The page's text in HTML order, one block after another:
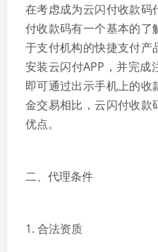
在考虑成为云闪付收款码
付收款码有一个基本的了
于支付机构的快捷支付产
安装云闪付APP，并完成
即可通过出示手机上的
金交易相比，云闪付收款
优点。
二、代理条件
1. 合法资质